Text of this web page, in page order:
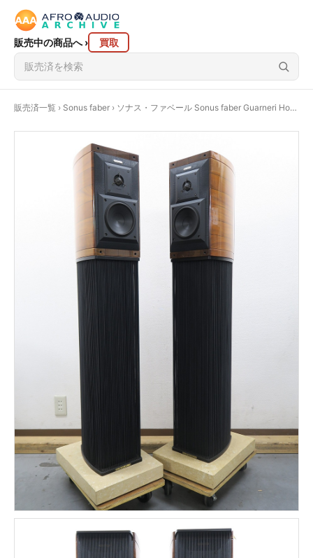
販売中の商品へ› 買取
販売済一覧 › Sonus faber › ソナス・ファベール Sonus faber Guarneri Homage スピーカー ペア @43718